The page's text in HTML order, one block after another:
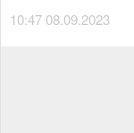
10:47 08.09.2023